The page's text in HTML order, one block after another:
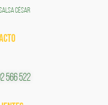
CÉSAR
566 522